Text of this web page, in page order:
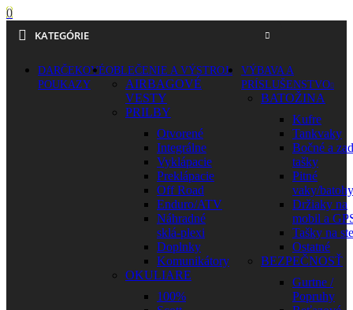
0
KATEGÓRIE
DARČEKOVÉ
POUKAZY
OBLEČENIE A VÝSTROJ
AIRBAGOVÉ
VESTY
PRILBY
Otvorené
Integrálne
Vyklápacie
Preklápacie
Off Road
Enduro/ATV
Náhradné
sklá-plexi
Doplnky
Komunikátory
OKULIARE
100%
VÝBAVA A
PRÍSLUŠENSTVO
BATOŽINA
Kufre
Tankvaky
Bočné a
tašky
Pitné
vaky/batohy
Držiaky na
mobil a
Tašky na
Ostatné
BEZPEČNOSŤ
Gurtne /
Popruhy